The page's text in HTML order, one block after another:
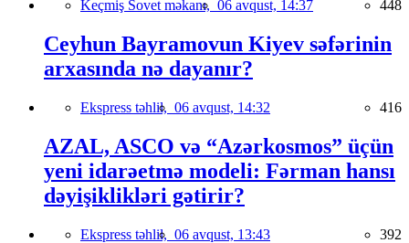
Keçmiş Sovet məkanı, 06 avqust, 14:37 448
Ceyhun Bayramovun Kiyev səfərinin
arxasında nə dayanır?
Ekspress təhlil, 06 avqust, 14:32 416
AZAL, ASCO və “Azərkosmos” üçün
yeni idarəetmə modeli: Fərman hansı
dəyişiklikləri gətirir?
Ekspress təhlil, 06 avqust, 13:43 392